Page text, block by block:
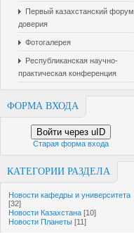
Первый казахстанский форум
доверия
Фотогалерея
Республиканская научно-
практическая конференция
ФОРМА ВХОДА
Войти через uID
Старая форма входа
КАТЕГОРИИ РАЗДЕЛА
Новости кафедры и университета
[32]
Новости Казахстана [10]
Новости Планеты [11]